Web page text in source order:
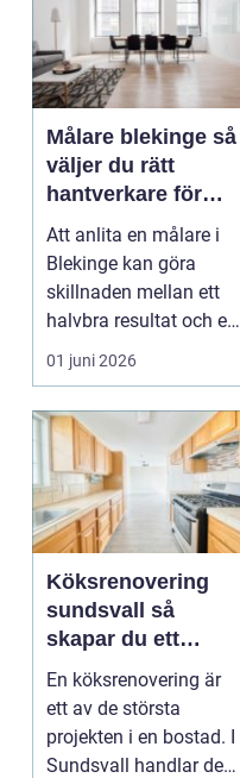
Målare blekinge så
väljer du rätt
hantverkare för
ditt projekt
Att anlita en målare i
Blekinge kan göra
skillnaden mellan ett
halvbra resultat och ett
hem eller en...
01 juni 2026
Köksrenovering
sundsvall så
skapar du ett
hållbart och
funktionellt kök
En köksrenovering är
ett av de största
projekten i en bostad. I
Sundsvall handlar det